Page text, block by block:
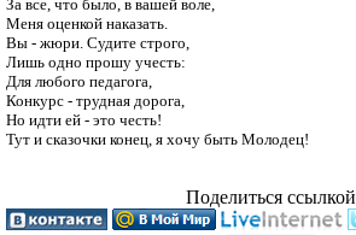
За все, что было, в вашей воле,
Меня оценкой наказать.
Вы - жюри. Судите строго,
Лишь одно прошу учесть:
Для любого педагога,
Конкурс - трудная дорога,
Но идти ей - это честь!
Поделиться ссылкой